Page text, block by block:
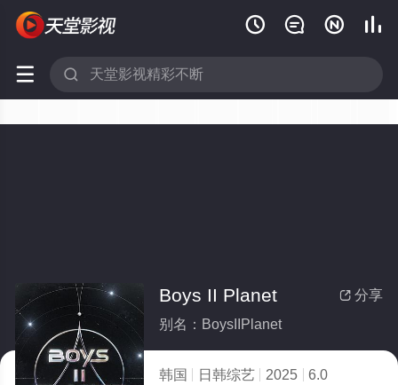
   
 
 分享
Boys II Planet
别名：BoysIIPlanet
韩国 日韩综艺 2025
6.0